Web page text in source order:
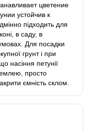
цветение
устойчив к
підходить для
в саду, в
Для посадки
грунт і при
насіння петунії
просто
ємність склом.